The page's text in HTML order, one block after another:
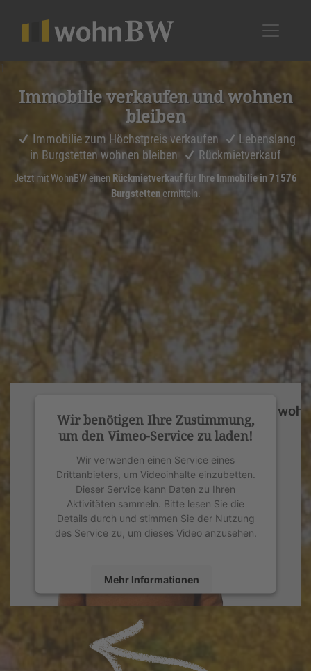
Immobilie verkaufen und wohnen
bleiben
Immobilie zum Höchstpreis verkaufen
Lebenslang
in Burgstetten wohnen bleiben
Rückmietverkauf
Jetzt mit WohnBW einen Rückmietverkauf für Ihre Immobilie in 71576
Burgstettenermitteln.
Wir benötigen Ihre Zustimmung,
um den Vimeo-Service zu laden!
Wir verwenden einen Service eines
Drittanbieters, um Videoinhalte einzubetten.
Dieser Service kann Daten zu Ihren
Aktivitäten sammeln. Bitte lesen Sie die
Details durch und stimmen Sie der Nutzung
des Service zu, um dieses Video anzusehen.
Mehr Informationen
powered by
Management Platform